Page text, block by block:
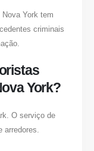
York tem
criminais
York?
O serviço de
arredores.